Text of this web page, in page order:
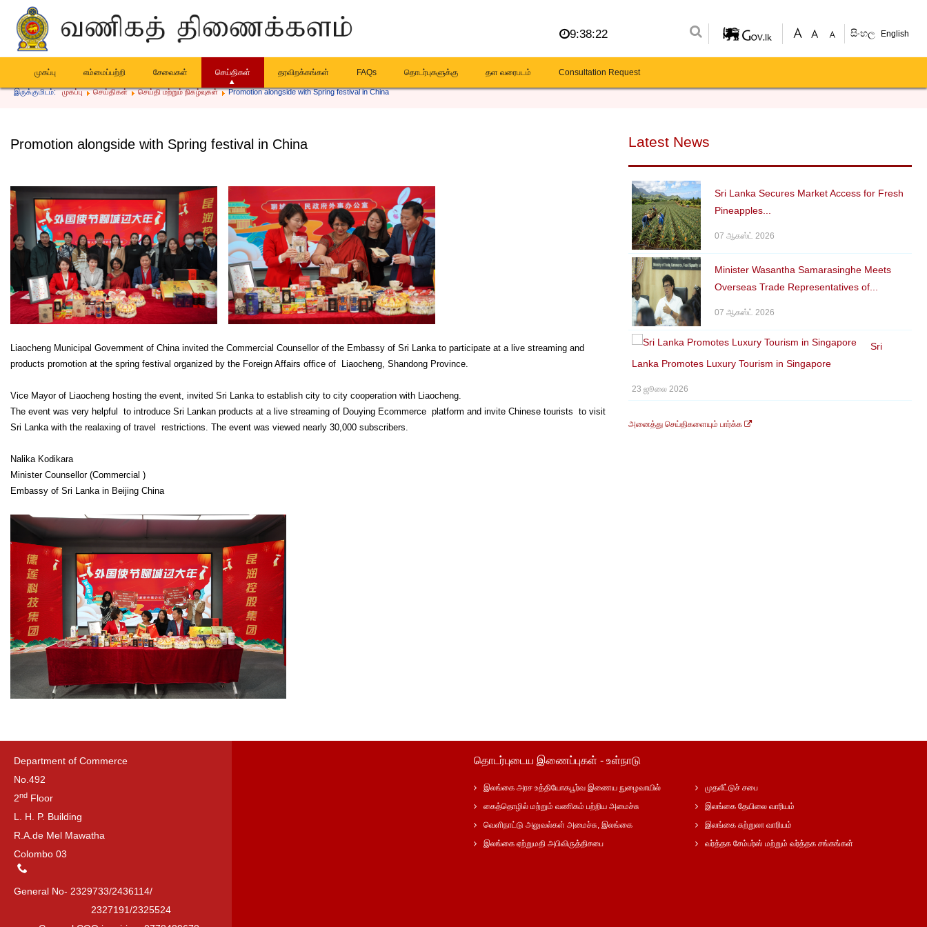
9:38:22 සිංහල English
முகப்பு எம்மைப்பற்றி சேவைகள் செய்திகள் தரவிறக்கங்கள் FAQs தொடர்புகளுக்கு தள வரைபடம் Consultation Request
இருக்குமிடம்: முகப்பு செய்திகள் செய்தி மற்றும் நிகழ்வுகள் Promotion alongside with Spring festival in China
Promotion alongside with Spring festival in China
Liaocheng Municipal Government of China invited the Commercial Counsellor of the Embassy of Sri Lanka to participate at a live streaming and
products promotion at the spring festival organized by the Foreign Affairs office of Liaocheng, Shandong Province.
Vice Mayor of Liaocheng hosting the event, invited Sri Lanka to establish city to city cooperation with Liaocheng.
The event was very helpful to introduce Sri Lankan products at a live streaming of Douying Ecommerce platform and invite Chinese tourists to visit
Sri Lanka with the realaxing of travel restrictions. The event was viewed nearly 30,000 subscribers.
Nalika Kodikara
Minister Counsellor (Commercial )
Embassy of Sri Lanka in Beijing China
Latest News
Sri Lanka Secures Market Access for Fresh
Pineapples...
07 ஆகஸ்ட் 2026
Minister Wasantha Samarasinghe Meets
Overseas Trade Representatives of...
07 ஆகஸ்ட் 2026
Sri
Lanka Promotes Luxury Tourism in Singapore
23 ஜூலை 2026
அனைத்து செய்திகளையும் பார்க்க
Department of Commerce
No.492
2nd Floor
L. H. P. Building
R.A.de Mel Mawatha
Colombo 03
General No- 2329733/2436114/
2327191/2325524
தொடர்புடைய இணைப்புகள் - உள்நாடு
இலங்கை அரச உத்தியோகபூர்வ இணைய நுழைவாயில்
கைத்தொழில் மற்றும் வணிகம் பற்றிய அமைச்சு
வெளிநாட்டு அலுவல்கள் அமைச்சு, இலங்கை
இலங்கை ஏற்றுமதி அபிவிருத்திசபை
முதலீட்டுச் சபை
இலங்கை தேயிலை வாரியம்
இலங்கை சுற்றுலா வாரியம்
வர்த்தக சேம்பர்ஸ் மற்றும் வர்த்தக சங்கங்கள்